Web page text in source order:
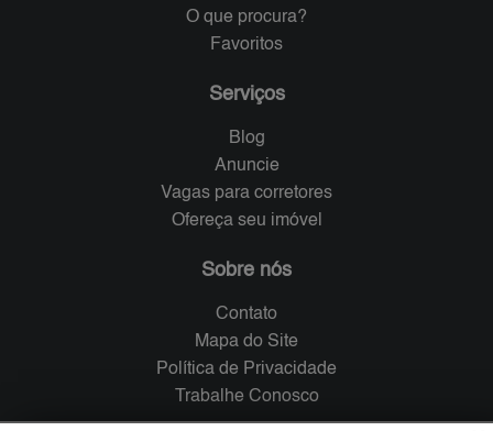
O que procura?
Favoritos
Serviços
Blog
Anuncie
Vagas para corretores
Ofereça seu imóvel
Sobre nós
Contato
Mapa do Site
Política de Privacidade
Trabalhe Conosco